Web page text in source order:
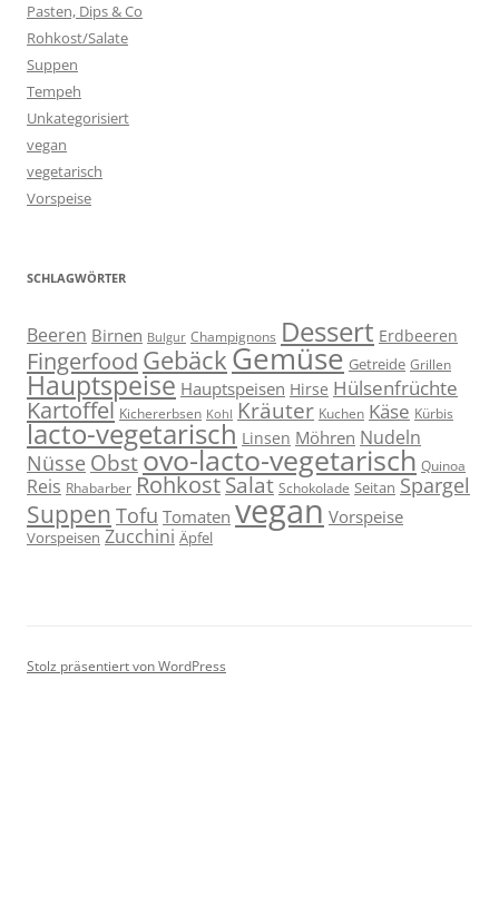
Pasten, Dips & Co
Rohkost/Salate
Suppen
Tempeh
Unkategorisiert
vegan
vegetarisch
Vorspeise
SCHLAGWÖRTER
Beeren Birnen Bulgur Champignons Dessert Erdbeeren
Fingerfood Gebäck Gemüse Getreide Grillen
Hauptspeise Hauptspeisen Hirse Hülsenfrüchte
Kartoffel Kichererbsen Kohl Kräuter Kuchen Käse Kürbis
lacto-vegetarisch Linsen Möhren Nudeln
Nüsse Obstovo-lacto-vegetarisch Quinoa
Reis Rhabarber RohkostSalat Schokolade Seitan Spargel
Suppen Tofu Tomaten vegan Vorspeise
Vorspeisen Zucchini Äpfel
Stolz präsentiert von WordPress